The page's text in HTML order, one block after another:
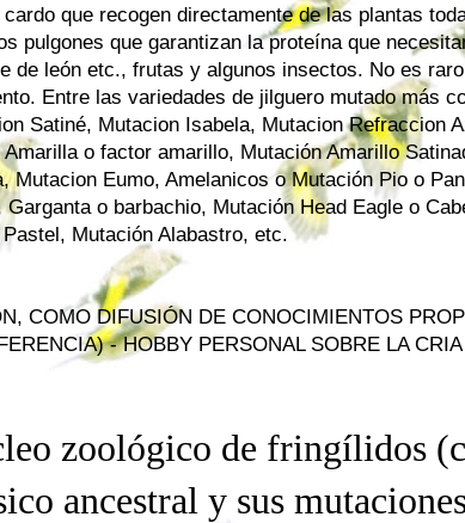
que recogen directamente de las plantas
pulgones que garantizan la proteína que
de león etc., frutas y algunos insectos. No es
Entre las variedades de jilguero mutado más
Satiné, Mutacion Isabela, Mutacion Refraccion
o factor amarillo, Mutación Amarillo
Eumo, Amelanicos o Mutación Pio o
o barbachio, Mutación Head Eagle o
Mutación Alabastro, etc.
COMO DIFUSIÓN DE CONOCIMIENTOS
- HOBBY PERSONAL SOBRE LA
zoológico de fringílidos
ancestral y sus